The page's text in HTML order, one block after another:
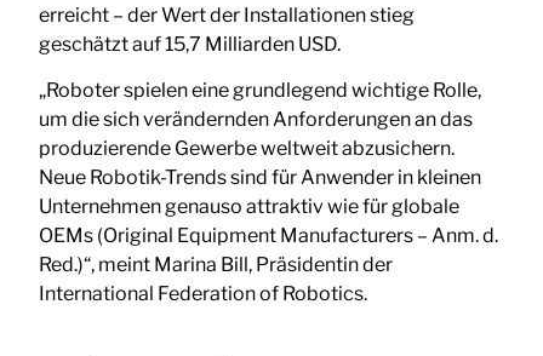
erreicht – der Wert der Installationen stieg
geschätzt auf 15,7 Milliarden USD.
„Roboter spielen eine grundlegend wichtige Rolle,
um die sich verändernden Anforderungen an das
produzierende Gewerbe weltweit abzusichern.
Neue Robotik-Trends sind für Anwender in kleinen
Unternehmen genauso attraktiv wie für globale
OEMs (Original Equipment Manufacturers – Anm. d.
Red.)“, meint Marina Bill, Präsidentin der
International Federation of Robotics.